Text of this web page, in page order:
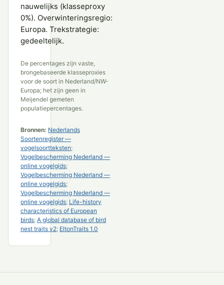
nauwelijks (klasseproxy
0%). Overwinteringsregio:
Europa. Trekstrategie:
gedeeltelijk.
De percentages zijn vaste,
brongebaseerde klasseproxies
voor de soort in Nederland/NW-
Europa; het zijn geen in
Meijendel gemeten
populatiepercentages.
Bronnen: Nederlands
Soortenregister —
vogelsoortteksten;
Vogelbescherming Nederland —
online vogelgids;
Vogelbescherming Nederland —
online vogelgids;
Vogelbescherming Nederland —
online vogelgids; Life-history
characteristics of European
birds; A global database of bird
nest traits v2; EltonTraits 1.0